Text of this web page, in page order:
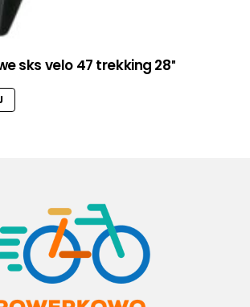
sks velo 47 trekking 28″